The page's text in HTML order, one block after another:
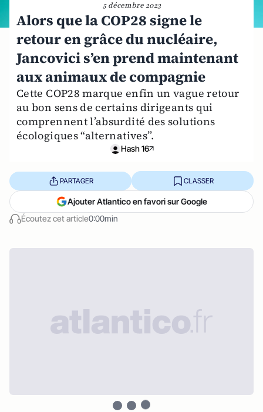
5 décembre 2023
Alors que la COP28 signe le
retour en grâce du nucléaire,
Jancovici s’en prend maintenant
aux animaux de compagnie
Cette COP28 marque enfin un vague retour
au bon sens de certains dirigeants qui
comprennent l’absurdité des solutions
écologiques “alternatives”.
Hash 16
Écoutez cet article0:00min
PARTAGER CLASSER
Ajouter Atlantico en favori sur Google